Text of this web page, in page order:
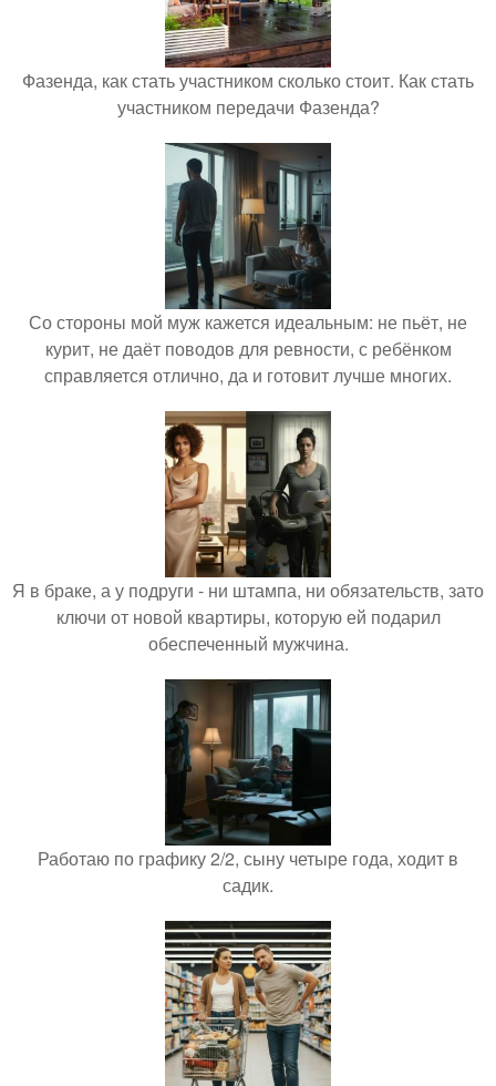
Фазенда, как стать участником сколько стоит. Как стать
участником передачи Фазенда?
Со стороны мой муж кажется идеальным: не пьёт, не
курит, не даёт поводов для ревности, с ребёнком
справляется отлично, да и готовит лучше многих.
Я в браке, а у подруги - ни штампа, ни обязательств, зато
ключи от новой квартиры, которую ей подарил
обеспеченный мужчина.
Работаю по графику 2/2, сыну четыре года, ходит в
садик.